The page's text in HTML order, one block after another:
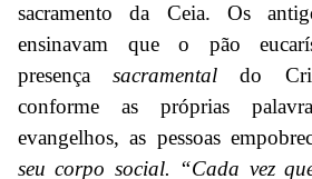
sacramento da Ceia. Os
ensinavam que o pão
presençasacramentaldo
conforme as próprias
evangelhos, as pessoas
seu corpo social. “Cada vez